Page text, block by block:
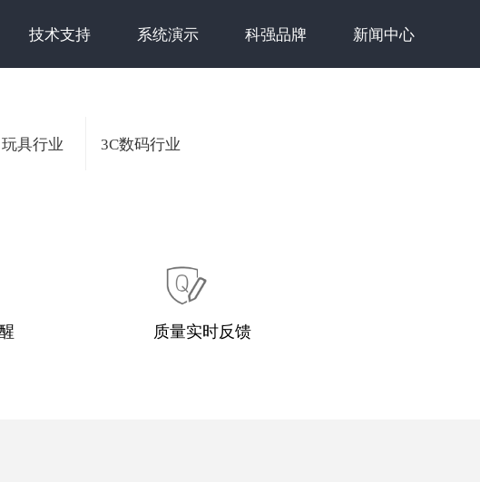
技术支持 系统演示 科强品牌 新闻中心
质量实时反馈
玩具行业 3C数码行业